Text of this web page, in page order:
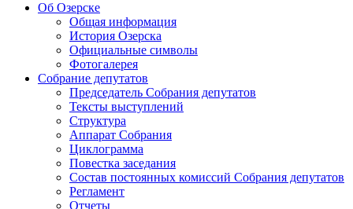
Об Озерске
Общая информация
История Озерска
Официальные символы
Фотогалерея
Собрание депутатов
Председатель Собрания депутатов
Тексты выступлений
Структура
Аппарат Собрания
Циклограмма
Повестка заседания
Состав постоянных комиссий Собрания депутатов
Регламент
Отчеты